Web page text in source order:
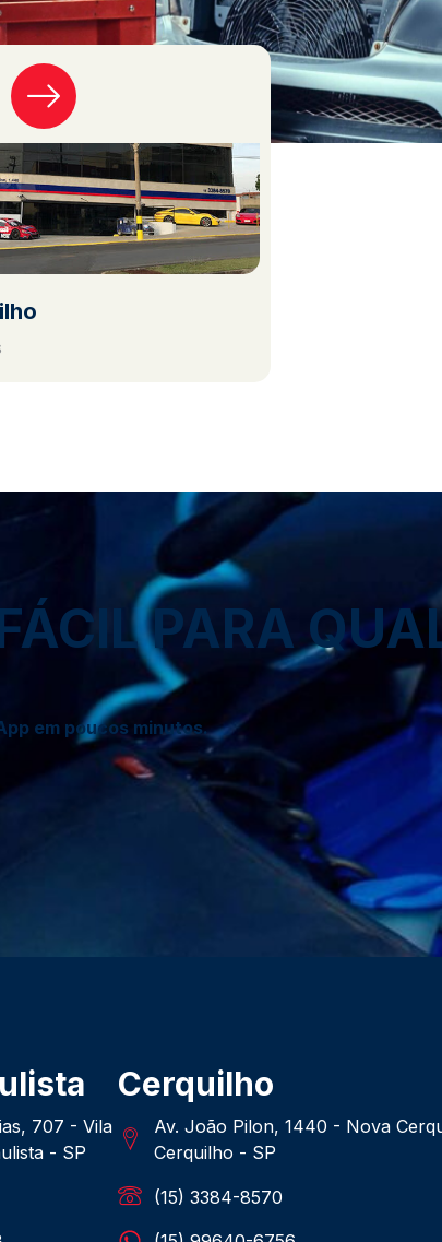
PARA
em poucos minutos.
707 - Vila
- SP
Cerquilho
Av. João Pilon, 1440 - Nova
Cerquilho - SP
(15) 3384-8570